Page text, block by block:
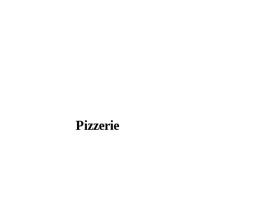
Pizzerie